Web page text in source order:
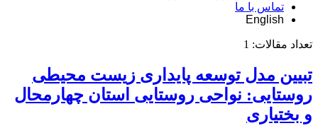
تماس با ما
English
تعداد مقالات: 1
تبیین مدل توسعه پایداری زیست محیطی
روستایی: نواحی روستایی استان چهار‌محال
و ‌بختیاری